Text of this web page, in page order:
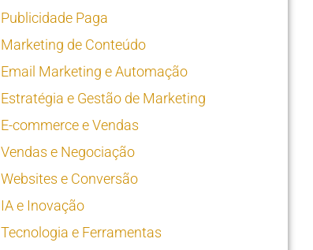
Publicidade Paga
Marketing de Conteúdo
Email Marketing e Automação
Estratégia e Gestão de Marketing
E-commerce e Vendas
Vendas e Negociação
Websites e Conversão
IA e Inovação
Tecnologia e Ferramentas